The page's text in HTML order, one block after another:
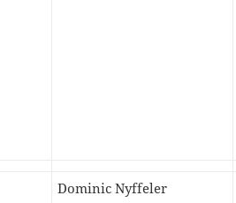
Dominic Nyffeler